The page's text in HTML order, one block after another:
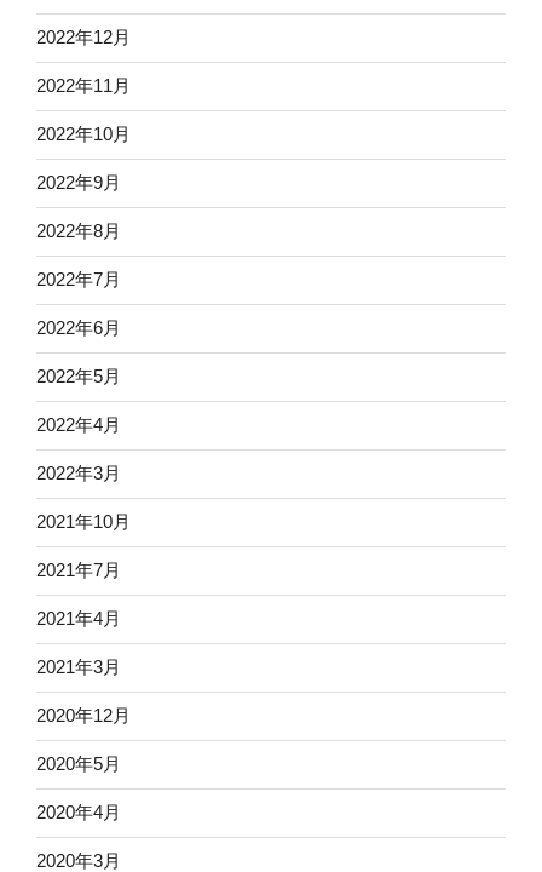
2022年12月
2022年11月
2022年10月
2022年9月
2022年8月
2022年7月
2022年6月
2022年5月
2022年4月
2022年3月
2021年10月
2021年7月
2021年4月
2021年3月
2020年12月
2020年5月
2020年4月
2020年3月